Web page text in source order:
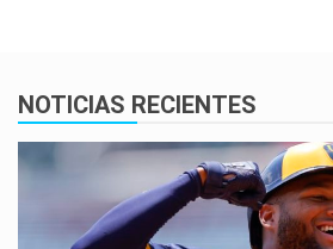
NOTICIAS RECIENTES